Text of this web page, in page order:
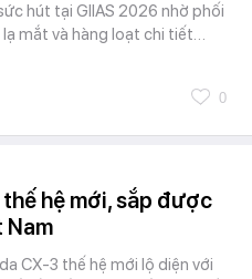
hút tại GIIAS 2026 nhờ phối
lạ mắt và hàng loạt chi tiết…
0
hệ mới, sắp được
Nam
CX-3 thế hệ mới lộ diện với